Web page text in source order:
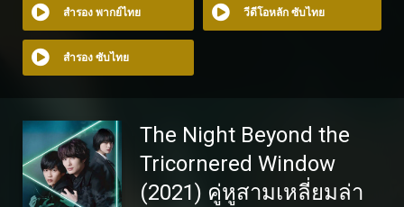
สำรอง พากย์ไทย วีดีโอหลัก ซับไทย
สำรอง ซับไทย
The Night Beyond the
Tricornered Window
(2021) คู่หูสามเหลี่ยมล่า